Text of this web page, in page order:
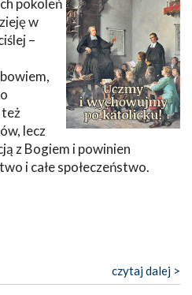
w
–
lecz
z Bogiem i powinien
i całe społeczeństwo.
czytaj dalej >